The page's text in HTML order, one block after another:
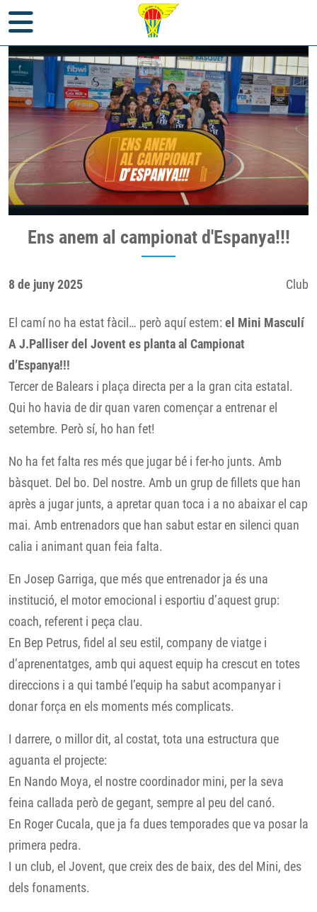
Ens anem al campionat d'Espanya!!!
8 de juny 2025 Club
El camí no ha estat fàcil… però aquí estem: el Mini Masculí
A J.Palliser del Jovent es planta al Campionat
d’Espanya!!!
Tercer de Balears i plaça directa per a la gran cita estatal.
Qui ho havia de dir quan varen començar a entrenar el
setembre. Però sí, ho han fet!
No ha fet falta res més que jugar bé i fer-ho junts. Amb
bàsquet. Del bo. Del nostre. Amb un grup de fillets que han
après a jugar junts, a apretar quan toca i a no abaixar el cap
mai. Amb entrenadors que han sabut estar en silenci quan
calia i animant quan feia falta.
En Josep Garriga, que més que entrenador ja és una
institució, el motor emocional i esportiu d’aquest grup:
coach, referent i peça clau.
En Bep Petrus, fidel al seu estil, company de viatge i
d’aprenentatges, amb qui aquest equip ha crescut en totes
direccions i a qui també l’equip ha sabut acompanyar i
donar força en els moments més complicats.
I darrere, o millor dit, al costat, tota una estructura que
aguanta el projecte:
En Nando Moya, el nostre coordinador mini, per la seva
feina callada però de gegant, sempre al peu del canó.
En Roger Cucala, que ja fa dues temporades que va posar la
primera pedra.
I un club, el Jovent, que creix des de baix, des del Mini, des
dels fonaments.